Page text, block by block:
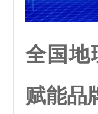
全国地
赋能品